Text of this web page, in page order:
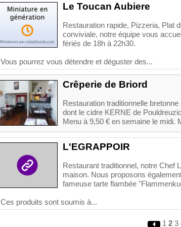
Le Toucan Aubiere
Restauration rapide, Pizzeria, Plat
conviviale, notre équipe vous
fériés de 18h à 22h30.
Vous pourrez vous détendre et déguster des...
Crêperie de Briord
Restauration traditionnelle
dont le cidre KERNE de
Menu à 9,50 € en semaine le midi.
L'EGRAPPOIR
Restaurant traditionnel, notre Chef
maison. Nous proposons
fameuse tarte flambée
Ces produits sont soumis à...
1 2 3